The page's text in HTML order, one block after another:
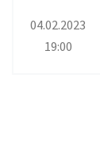
04.02.2023
19:00